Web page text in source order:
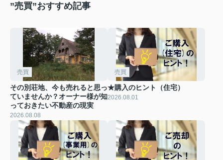
”売買”おすすめ記事
売買
その別荘地、今も売れると思っ
ていませんか？オーナー様が知
っておきたい不動産の現実
2026.08.08
売買
★購入のヒント（住宅）
2026.08.01